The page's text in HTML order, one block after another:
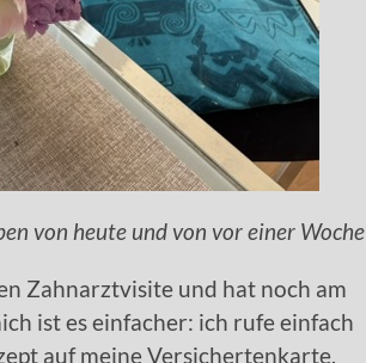
von heute und von vor einer Woche
Zahnarztvisite und hat noch am
ist es einfacher: ich rufe einfach
auf meine Versichertenkarte.